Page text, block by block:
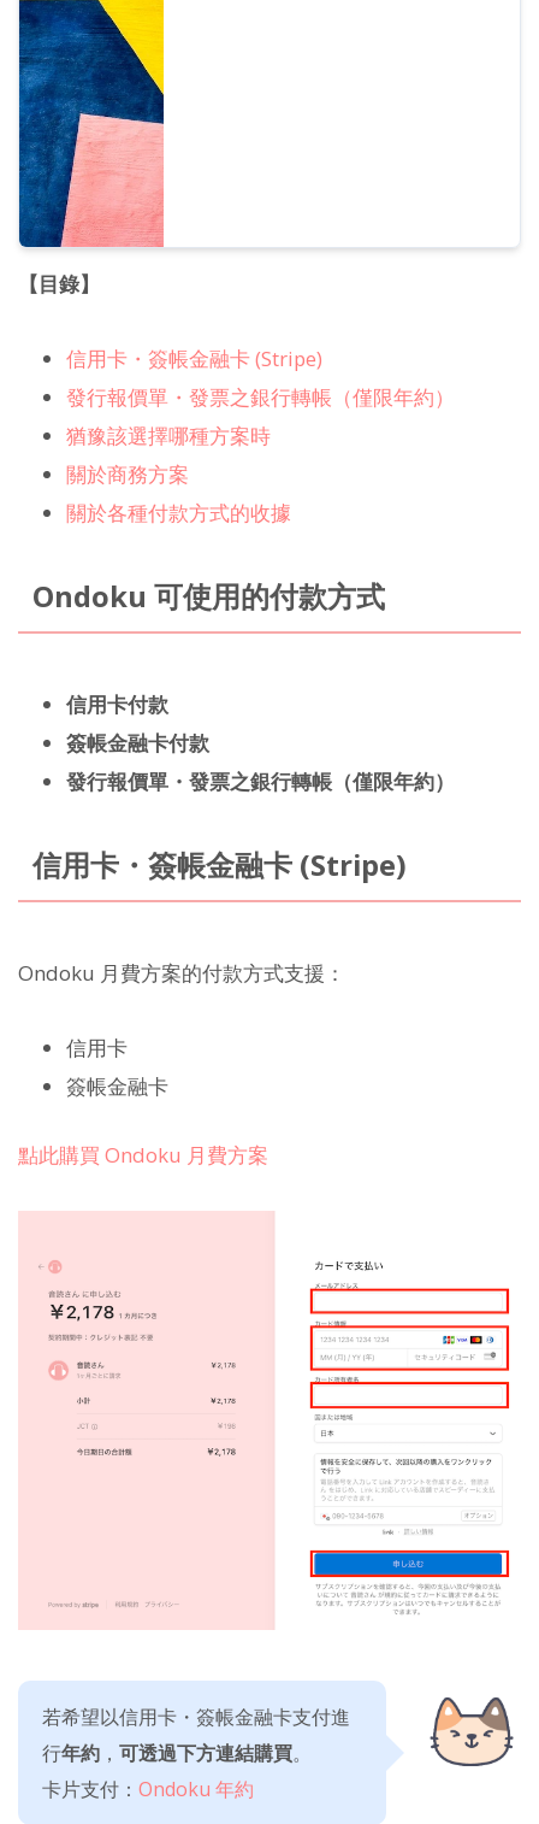
【目錄】
信用卡・簽帳金融卡 (Stripe)
發行報價單・發票之銀行轉帳（僅限年約）
猶豫該選擇哪種方案時
關於商務方案
關於各種付款方式的收據
Ondoku 可使用的付款方式
信用卡付款
簽帳金融卡付款
發行報價單・發票之銀行轉帳（僅限年約）
信用卡・簽帳金融卡 (Stripe)
Ondoku 月費方案的付款方式支援：
信用卡
簽帳金融卡
點此購買 Ondoku 月費方案
若希望以信用卡・簽帳金融卡支付進
行年約 ， 可透過下方連結購買。
卡片支付： Ondoku 年約